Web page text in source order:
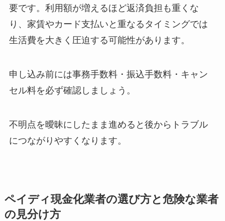
要です。利用額が増えるほど返済負担も重くな
り、家賃やカード支払いと重なるタイミングでは
生活費を大きく圧迫する可能性があります。
申し込み前には事務手数料・振込手数料・キャン
セル料を必ず確認しましょう。
不明点を曖昧にしたまま進めると後からトラブル
につながりやすくなります。
ペイディ現金化業者の選び方と危険な業者
の見分け方